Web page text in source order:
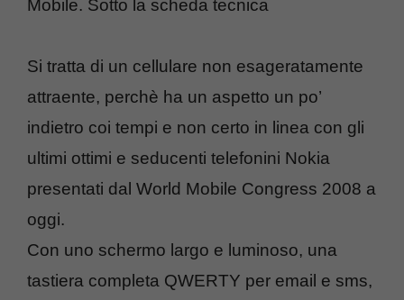
Mobile. Sotto la scheda tecnica
Si tratta di un cellulare non esageratamente
attraente, perchè ha un aspetto un po’
indietro coi tempi e non certo in linea con gli
ultimi ottimi e seducenti telefonini Nokia
presentati dal World Mobile Congress 2008 a
oggi.
Con uno schermo largo e luminoso, una
tastiera completa QWERTY per email e sms,